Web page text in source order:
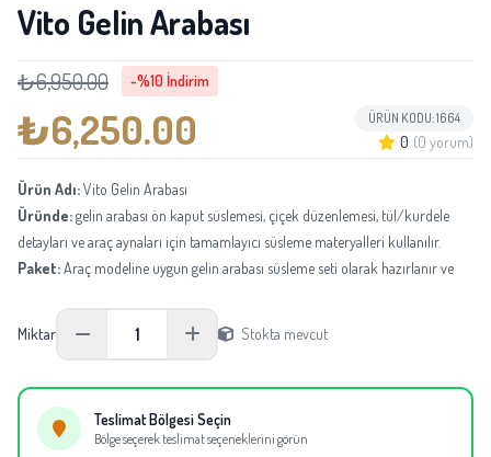
Vito Gelin Arabası
₺6,950.00 -%10 İndirim
₺6,250.00 ÜRÜN KODU: 1664
0 (0 yorum)
Ürün Adı:Vito Gelin Arabası
Üründe:gelin arabası ön kaput süslemesi, çiçek düzenlemesi, tül/kurdele
detayları ve araç aynaları için tamamlayıcı süsleme materyalleri kullanılır.
Paket:Araç modeline uygun gelin arabası süsleme seti olarak hazırlanır ve
Araç kaput ölçüsüne göre uyarlanır.
Mevsimsel tedarik durumuna göre aynı kalite ve görünüm korunarak
Miktar 1 Stokta mevcut
Teslimat Bölgesi Seçin
Bölge seçerek teslimat seçeneklerini görün